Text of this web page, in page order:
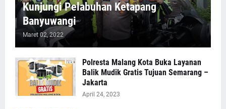
Kunjungi Pelabuhan Ketapang
Banyuwangi
Maret 02, 2022
Polresta Malang Kota Buka Layanan
Balik Mudik Gratis Tujuan Semarang –
Jakarta
April 24, 2023